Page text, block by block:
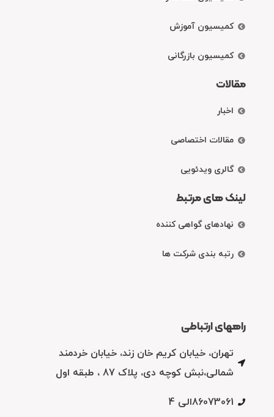
کمیسیون آموزش
کمیسیون بازرگانی
مقالات
اخبار
مقالات اختصاصی
گالری ویدئویی
لینک های مرتبط
نهادهای گواهی کننده
رتبه بندی شرکت ها
راههای ارتباطی
تهران، خیابان کریم خان زند، خیابان خردمند
شمالی،نبش کوچه دی، پلاک 87 ، طبقه اول
86073061الی 4